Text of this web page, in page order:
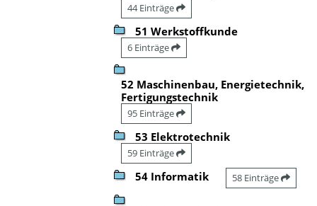
44 Einträge
51 Werkstoffkunde
6 Einträge
52 Maschinenbau, Energietechnik,
Fertigungstechnik
95 Einträge
53 Elektrotechnik
59 Einträge
54 Informatik 58 Einträge